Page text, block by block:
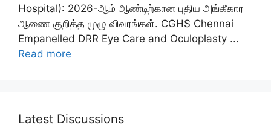
Hospital): 2026-ஆம் ஆண்டிற்கான புதிய அங்கீகார
ஆணை குறித்த முழு விவரங்கள். CGHS Chennai
Empanelled DRR Eye Care and Oculoplasty ...
Read more
Latest Discussions